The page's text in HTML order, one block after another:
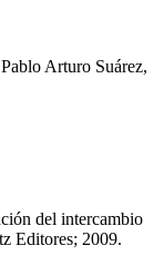
Arturo Suárez,
del intercambio
Editores; 2009.